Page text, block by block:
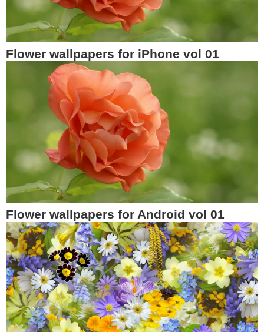
Flower wallpapers for iPhone vol 01
Flower wallpapers for Android vol 01